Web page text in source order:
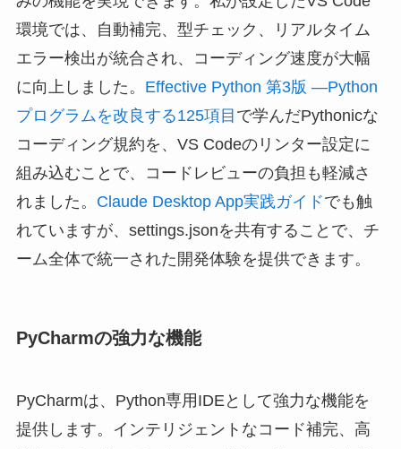
環境では、自動補完、型チェック、リアルタイム
エラー検出が統合され、コーディング速度が大幅
に向上しました。 Effective Python 第3版 ―Python
プログラムを改良する125項目 で学んだPythonicな
コーディング規約を、VS Codeのリンター設定に
組み込むことで、コードレビューの負担も軽減さ
れました。 Claude Desktop App実践ガイドでも触
れていますが、settings.jsonを共有することで、チ
ーム全体で統一された開発体験を提供できます。
PyCharmの強力な機能
PyCharmは、Python専用IDEとして強力な機能を
提供します。インテリジェントなコード補完、高